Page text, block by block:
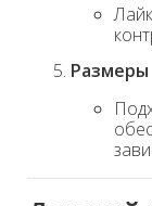
Размеры